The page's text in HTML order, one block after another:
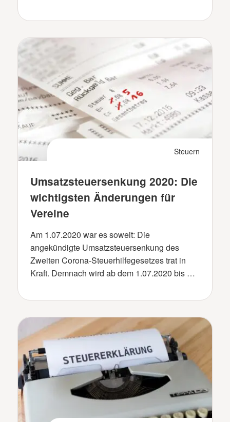
Steuern
Umsatzsteuersenkung 2020: Die
wichtigsten Änderungen für
Vereine
Am 1.07.2020 war es soweit: Die
angekündigte Umsatzsteuersenkung des
Zweiten Corona-Steuerhilfegesetzes trat in
Kraft. Demnach wird ab dem 1.07.2020 bis …